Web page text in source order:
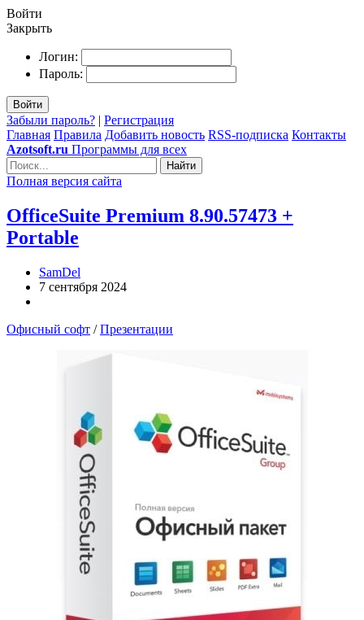
Войти
Закрыть
Логин:
Пароль:
Войти
Забыли пароль? | Регистрация
Главная Правила Добавить новость RSS-подписка Контакты
Azotsoft.ru Программы для всех
Найти
Полная версия сайта
OfficeSuite Premium 8.90.57473 +
Portable
SamDel
7 сентября 2024
Офисный софт /Презентации